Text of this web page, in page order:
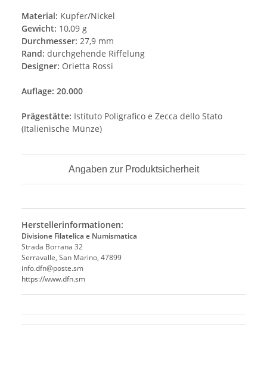
Material: Kupfer/Nickel
Gewicht: 10,09 g
Durchmesser: 27,9 mm
Rand: durchgehende Riffelung
Designer: Orietta Rossi
Auflage: 20.000
Prägestätte: Istituto Poligrafico e Zecca dello Stato
(Italienische Münze)
Angaben zur Produktsicherheit
Herstellerinformationen:
Divisione Filatelica e Numismatica
Strada Borrana 32
Serravalle, San Marino, 47899
info.dfn@poste.sm
https://www.dfn.sm